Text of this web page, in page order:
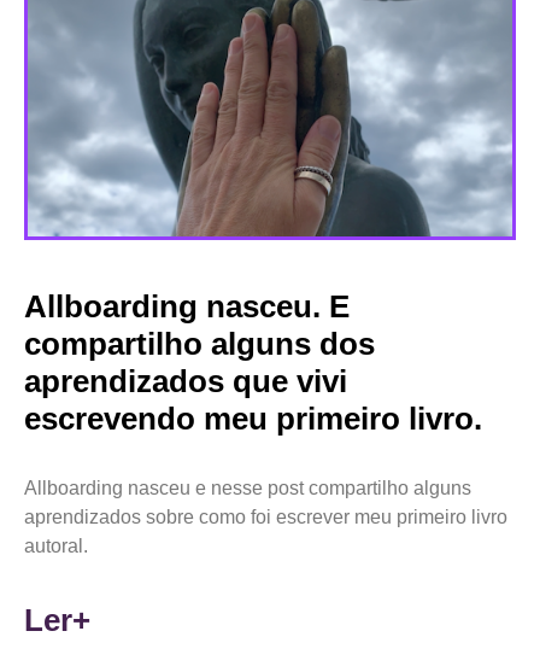
Allboarding nasceu. E
compartilho alguns dos
aprendizados que vivi
escrevendo meu primeiro livro.
Allboarding nasceu e nesse post compartilho alguns
aprendizados sobre como foi escrever meu primeiro livro
autoral.
Ler+